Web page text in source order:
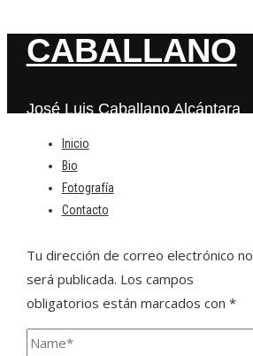
CABALLANO
José Luis Caballano Alcántara
Inicio
Bio
Fotografía
Contacto
Deja una respuesta
Tu dirección de correo electrónico no
será publicada. Los campos
obligatorios están marcados con *